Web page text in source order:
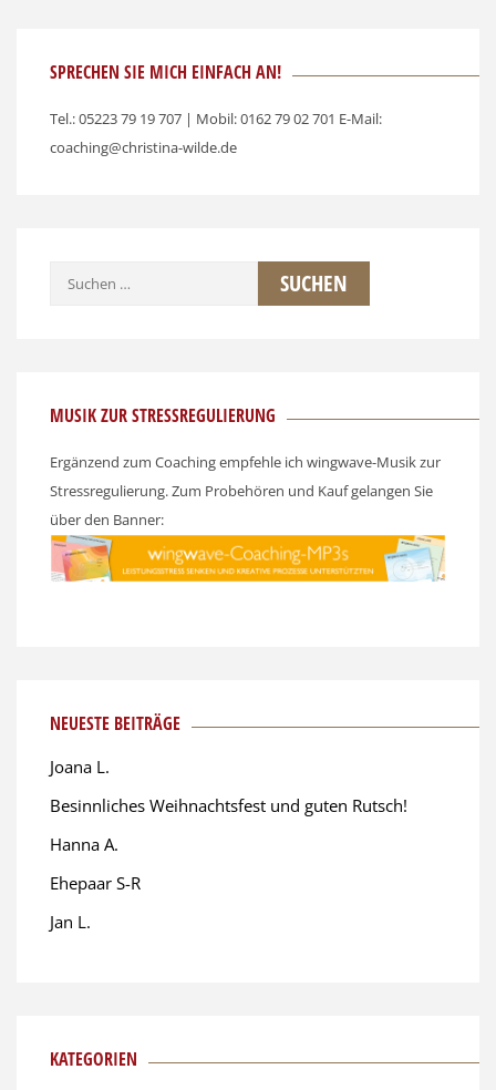
SPRECHEN SIE MICH EINFACH AN!
Tel.: 05223 79 19 707 | Mobil: 0162 79 02 701 E-Mail:
coaching@christina-wilde.de
Suchen
MUSIK ZUR STRESSREGULIERUNG
Ergänzend zum Coaching empfehle ich wingwave-Musik zur
Stressregulierung. Zum Probehören und Kauf gelangen Sie
über den Banner:
NEUESTE BEITRÄGE
Joana L.
Besinnliches Weihnachtsfest und guten Rutsch!
Hanna A.
Ehepaar S-R
Jan L.
KATEGORIEN